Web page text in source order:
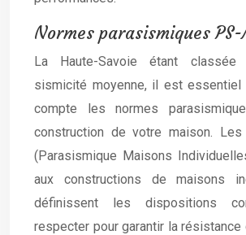
Normes parasismiques
La Haute-Savoie étant
sismicité moyenne, il est essentiel
compte les normes
construction de votre maison.
(Parasismique Maisons
aux constructions de maisons
définissent les dispositions
respecter pour garantir la résistance